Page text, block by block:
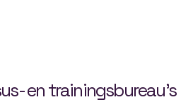
en trainingsbureau’s